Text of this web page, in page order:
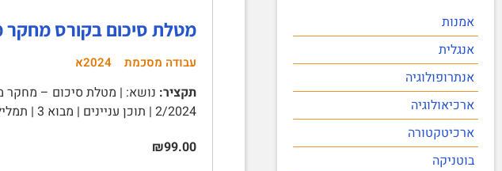
אמנות
אנגלית
אנתרופולוגיה
ארכיאולוגיה
ארכיטקטורה
בוטניקה
מטלת סיכום בקורס מחקר
עבודה מסכמת 2024א
תקציר: נושא: | מטלת סיכום – מחקר
2/2024 | תוכן עניינים | מבוא 3 | תמליל הריאיון 3 | ניתח ראיון איכותני על פי גיליגן 11 | סיכום 16 …
₪99.00